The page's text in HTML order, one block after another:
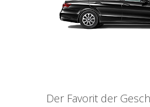
Der Favorit der